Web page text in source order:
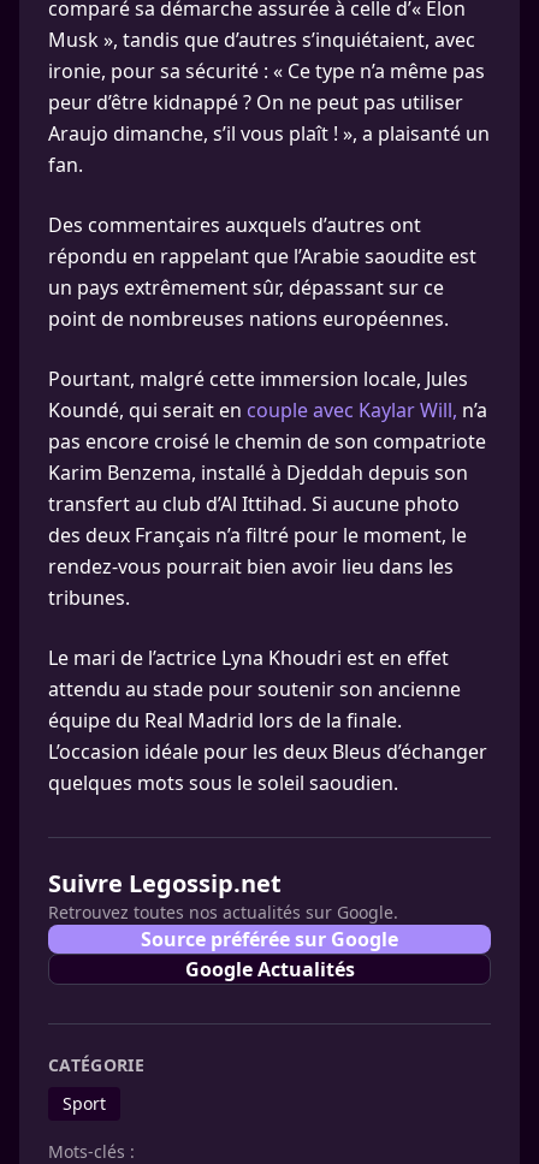
comparé sa démarche assurée à celle d’« Elon
Musk », tandis que d’autres s’inquiétaient, avec
ironie, pour sa sécurité : « Ce type n’a même pas
peur d’être kidnappé ? On ne peut pas utiliser
Araujo dimanche, s’il vous plaît ! », a plaisanté un
fan.
Des commentaires auxquels d’autres ont
répondu en rappelant que l’Arabie saoudite est
un pays extrêmement sûr, dépassant sur ce
point de nombreuses nations européennes.
Pourtant, malgré cette immersion locale, Jules
Koundé, qui serait en couple avec Kaylar Will, n’a
pas encore croisé le chemin de son compatriote
Karim Benzema, installé à Djeddah depuis son
transfert au club d’Al Ittihad. Si aucune photo
des deux Français n’a filtré pour le moment, le
rendez-vous pourrait bien avoir lieu dans les
tribunes.
Le mari de l’actrice Lyna Khoudri est en effet
attendu au stade pour soutenir son ancienne
équipe du Real Madrid lors de la finale.
L’occasion idéale pour les deux Bleus d’échanger
quelques mots sous le soleil saoudien.
Suivre Legossip.net
Retrouvez toutes nos actualités sur Google.
Source préférée sur Google
Google Actualités
CATÉGORIE
Sport
Mots-clés :